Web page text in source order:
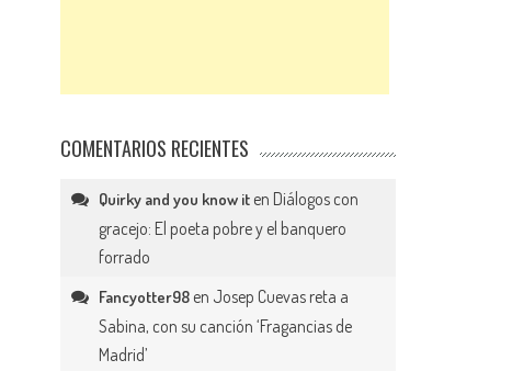
COMENTARIOS RECIENTES
Quirky and you know it en Diálogos con
gracejo: El poeta pobre y el banquero
forrado
Fancyotter98 en Josep Cuevas reta a
Sabina, con su canción ‘Fragancias de
Madrid’